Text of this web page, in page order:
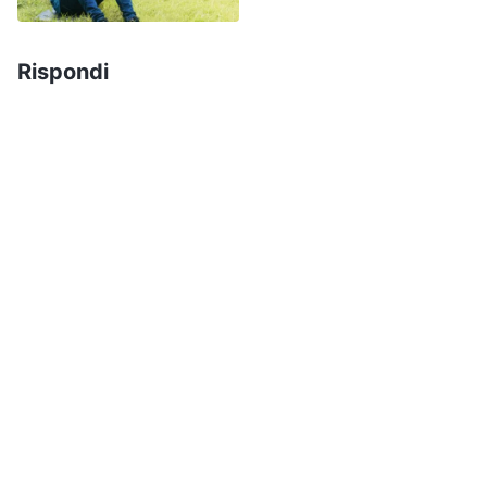
addolorata e non sapevo quale lezione avrei
chiesto di illuminarmi e guidarmi per
Rispondi